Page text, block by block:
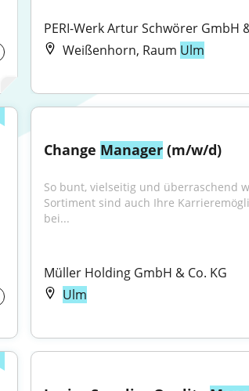
PERI-Werk Artur Schwörer GmbH
Weißenhorn, Raum Ulm
Change Manager (m/w/d)
So bunt, vielseitig und überraschend
Sortiment sind auch Ihre
bei...
Müller Holding GmbH & Co. KG
Ulm